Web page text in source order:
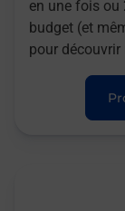
en une fois
budget (et
pour